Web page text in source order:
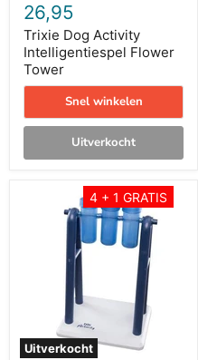
26,95
Trixie Dog Activity
Intelligentiespel Flower
Tower
Snel winkelen
Uitverkocht
4 + 1 GRATIS
Uitverkocht